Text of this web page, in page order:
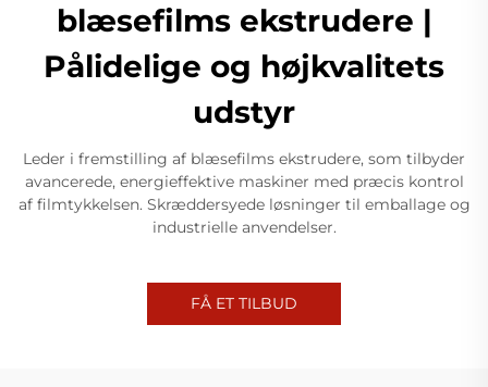
blæsefilms ekstrudere |
Pålidelige og højkvalitets
udstyr
Leder i fremstilling af blæsefilms ekstrudere, som tilbyder
avancerede, energieffektive maskiner med præcis kontrol
af filmtykkelsen. Skræddersyede løsninger til emballage og
industrielle anvendelser.
FÅ ET TILBUD